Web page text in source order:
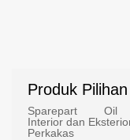
Produk Pilihan
Sparepart Oil
Interior dan
Perkakas